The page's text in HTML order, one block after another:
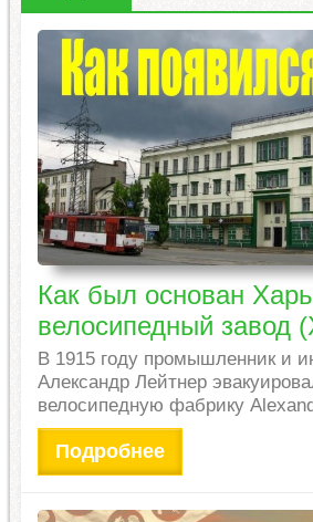
Как был основан
велосипедный завод
В 1915 году промышленник и
Александр Лейтнер
велосипедную фабрику
Подробнее